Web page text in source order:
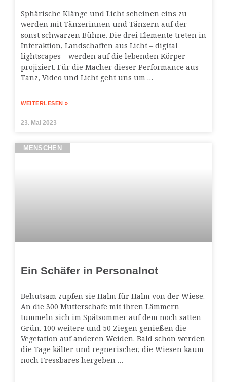
Sphärische Klänge und Licht scheinen eins zu
werden mit Tänzerinnen und Tänzern auf der
sonst schwarzen Bühne. Die drei Elemente treten in
Interaktion, Landschaften aus Licht – digital
lightscapes – werden auf die lebenden Körper
projiziert. Für die Macher dieser Performance aus
Tanz, Video und Licht geht uns um …
WEITERLESEN »
23. Mai 2023
MENSCHEN
Ein Schäfer in Personalnot
Behutsam zupfen sie Halm für Halm von der Wiese.
An die 300 Mutterschafe mit ihren Lämmern
tummeln sich im Spätsommer auf dem noch satten
Grün. 100 weitere und 50 Ziegen genießen die
Vegetation auf anderen Weiden. Bald schon werden
die Tage kälter und regnerischer, die Wiesen kaum
noch Fressbares hergeben …